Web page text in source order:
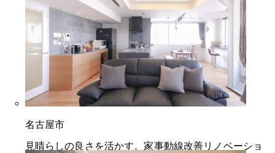
名古屋市
見晴らしの良さを活かす。家事動線改善リノベーショ